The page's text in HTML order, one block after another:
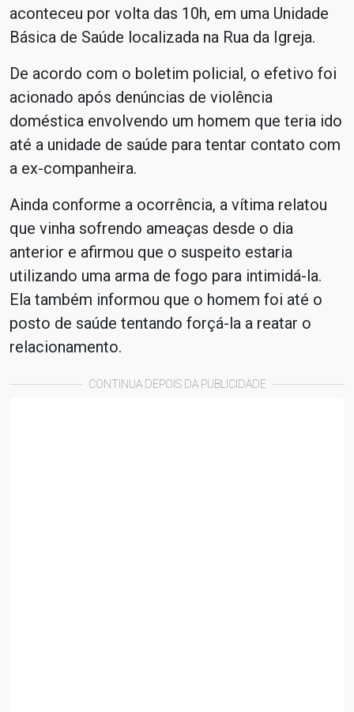
aconteceu por volta das 10h, em uma Unidade
Básica de Saúde localizada na Rua da Igreja.
De acordo com o boletim policial, o efetivo foi
acionado após denúncias de violência
doméstica envolvendo um homem que teria ido
até a unidade de saúde para tentar contato com
a ex-companheira.
Ainda conforme a ocorrência, a vítima relatou
que vinha sofrendo ameaças desde o dia
anterior e afirmou que o suspeito estaria
utilizando uma arma de fogo para intimidá-la.
Ela também informou que o homem foi até o
posto de saúde tentando forçá-la a reatar o
relacionamento.
CONTINUA DEPOIS DA PUBLICIDADE